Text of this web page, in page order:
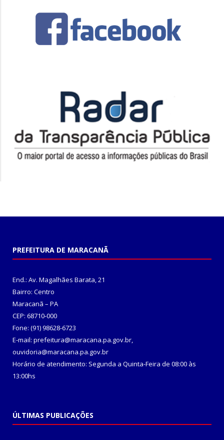
PREFEITURA DE MARACANÃ
End.: Av. Magalhães Barata, 21
Bairro: Centro
Maracanã – PA
CEP: 68710-000
Fone: (91) 98628-6723
E-mail: prefeitura@maracana.pa.gov.br,
ouvidoria@maracana.pa.gov.br
Horário de atendimento: Segunda a Quinta-Feira de 08:00 às
13:00hs
ÚLTIMAS PUBLICAÇÕES